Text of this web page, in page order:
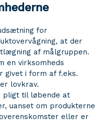
for
at der
af målgruppen.
en virksomheds
givet i form af f.eks.
lovkrav.
pligt til løbende at
uanset om produkterne
eller er